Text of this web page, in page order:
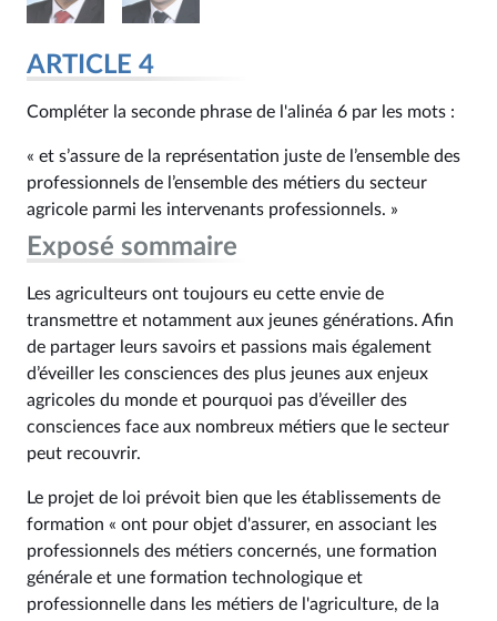
ARTICLE 4
Compléter la seconde phrase de l'alinéa 6 par les mots :
« et s’assure de la représentation juste de l’ensemble des
professionnels de l’ensemble des métiers du secteur
agricole parmi les intervenants professionnels. »
Exposé sommaire
Les agriculteurs ont toujours eu cette envie de
transmettre et notamment aux jeunes générations. Afin
de partager leurs savoirs et passions mais également
d’éveiller les consciences des plus jeunes aux enjeux
agricoles du monde et pourquoi pas d’éveiller des
consciences face aux nombreux métiers que le secteur
peut recouvrir.
Le projet de loi prévoit bien que les établissements de
formation « ont pour objet d'assurer, en associant les
professionnels des métiers concernés, une formation
générale et une formation technologique et
professionnelle dans les métiers de l'agriculture, de la